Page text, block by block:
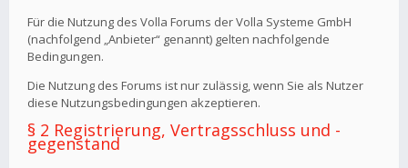
Für die Nutzung des Volla Forums der Volla Systeme GmbH
(nachfolgend „Anbieter“ genannt) gelten nachfolgende
Bedingungen.
Die Nutzung des Forums ist nur zulässig, wenn Sie als Nutzer
diese Nutzungsbedingungen akzeptieren.
§ 2 Registrierung, Vertragsschluss und -
gegenstand